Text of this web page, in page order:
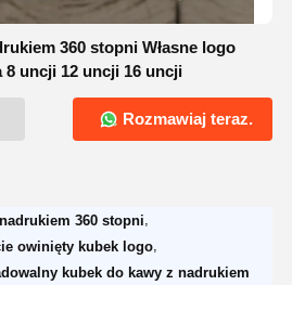
360 stopni Własne logo
uncji 12 uncji 16 uncji
Rozmawiaj teraz.
360 stopni
owinięty kubek logo
kubek do kawy z nadrukiem